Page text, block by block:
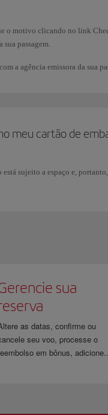
o motivo clicando no link
passagem.
a agência emissora da sua
meu cartão de
sujeito a espaço e,
sua
as datas, confirme ou
seu voo, processe o
em bônus,